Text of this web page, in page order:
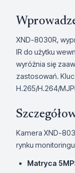
XND-8030R,
IR do użytku
wyróżnia się
zastosowań.
H.265/H.264/
Kamera XND-
rynku
Matryca 5MP